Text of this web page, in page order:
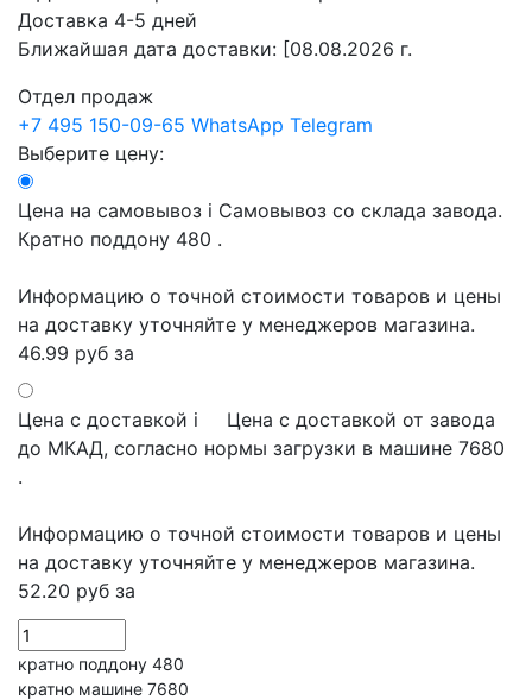
Доставка 4-5 дней
Ближайшая дата доставки: [08.08.2026 г.
Отдел продаж
+7 495 150-09-65 WhatsApp Telegram
Выберите цену:
Цена на самовывоз i Самовывоз со склада завода.
Кратно поддону 480 .
Информацию о точной стоимости товаров и цены
на доставку уточняйте у менеджеров магазина.
46.99 руб за
Цена с доставкой i
Цена с доставкой от завода
до МКАД, согласно нормы загрузки в машине 7680
.
Информацию о точной стоимости товаров и цены
на доставку уточняйте у менеджеров магазина.
52.20 руб за
кратно поддону 480
кратно машине 7680